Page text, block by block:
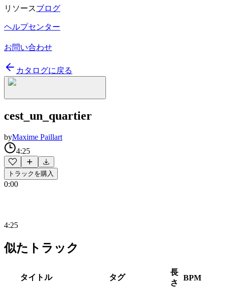
リソースブログ
ヘルプセンター
お問い合わせ
カタログに戻る
cest_un_quartier
byMaxime Paillart
4:25
トラックを購入
0:00
4:25
似たトラック
タイトル タグ
長
さ
BPM